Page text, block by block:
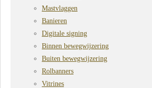
Mastvlaggen
Banieren
Digitale signing
Binnen bewegwijzering
Buiten bewegwijzering
Rolbanners
Vitrines